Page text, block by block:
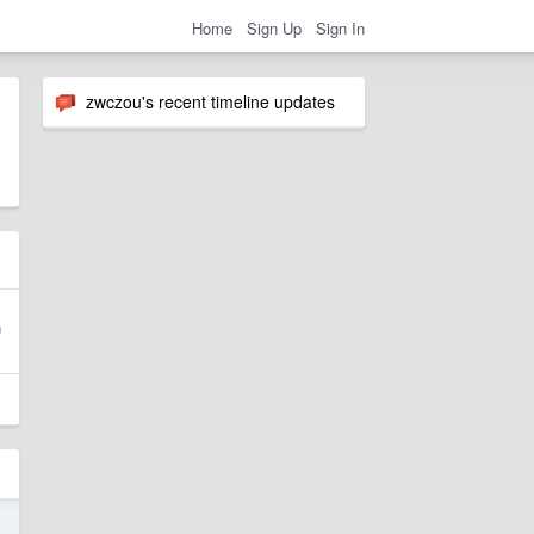
Home Sign Up Sign In
zwczou's recent timeline updates